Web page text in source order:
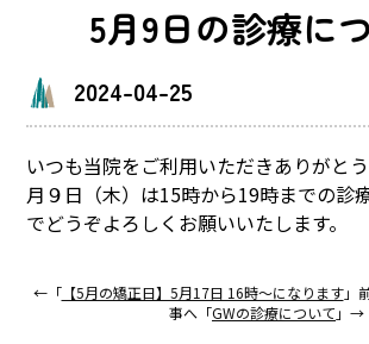
5月9日の診療に
2024-04-25
いつも当院をご利用いただきありがと
月９日（木）は15時から19時までの診
でどうぞよろしくお願いいたします。
←「【5月の矯正日】5月17日 16時〜になります」
事へ「GWの診療について 」→